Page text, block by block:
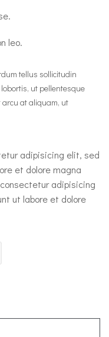
leo.
tellus sollicitudin
ut pellentesque
arcu at aliquam, ut
adipisicing elit, sed
et dolore magna
adipisicing
ut labore et dolore